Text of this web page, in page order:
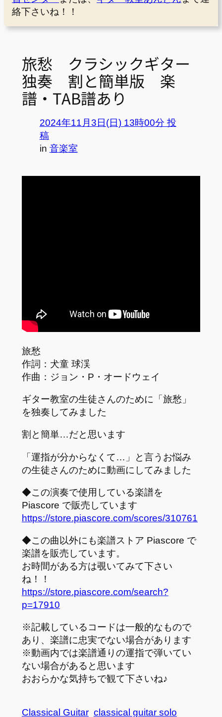
絡下さいね！！
旅愁 クラシックギター
独奏 割と簡単版 楽
譜・TAB譜あり
2024年11月3日(日) 13時00分 投
稿
in 音楽室
旅愁
作詞：犬童 球渓
作曲：ジョン・P・オードウェイ
ギター教室の生徒さんのために「旅愁」
を独奏してみました
割と簡単…だと思います
「運指が分からなくて…」と言うお悩み
の生徒さんのために動画にしてみました
◆この演奏で使用している楽譜を
Piascore で販売しています
https://store.piascore.com/scores/310761
◆この曲以外にも楽譜ストア Piascore で
楽譜を販売しています。
お時間がある方は覗いてみて下さい
ね！！
https://store.piascore.com/search?
p=17910
※記載しているコードは一般的なもので
あり、楽譜に忠実でない場合があります
※動画内では楽譜通りの運指で弾いてい
ない場合があると思います
おおらかな気持ちで観て下さいね♪
Classical Guitar classical guitar solo